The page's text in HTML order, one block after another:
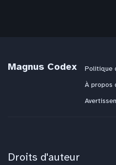
Magnus Codex
Politique
À propos
Droits d'auteur